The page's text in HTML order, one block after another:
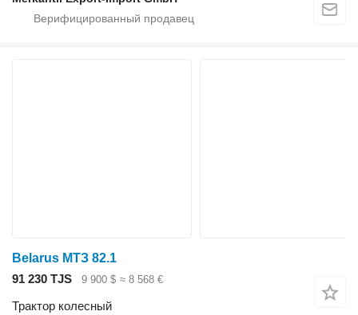
Belarus МТЗ 82.1
91 230 TJS
9 900 $ ≈ 8 568 €
Трактор колесный